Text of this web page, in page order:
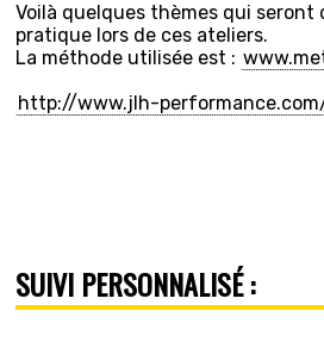
Voilà quelques thèmes qui seront
pratique lors de ces ateliers.
La méthode utilisée est :
http://www.jlh-
SUIVI PERSONNALISÉ :